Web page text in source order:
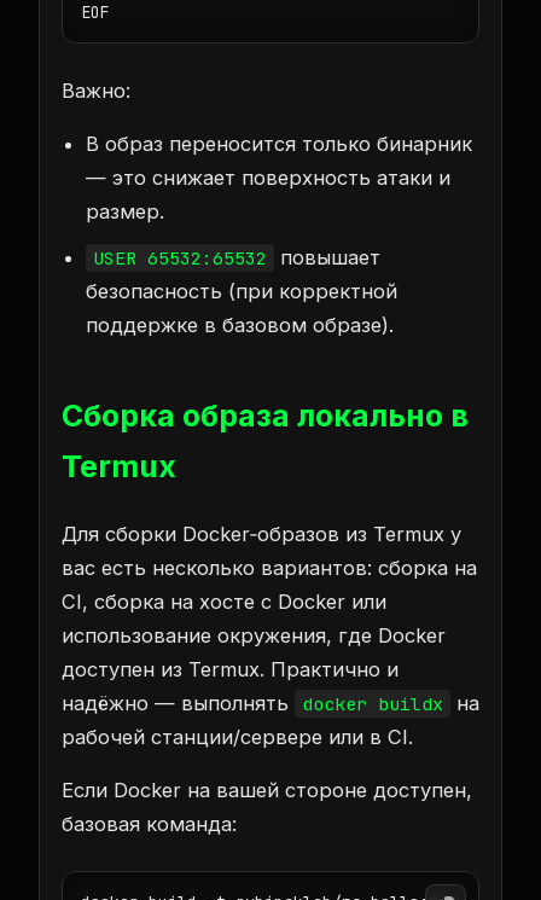
Важно:
В образ переносится только бинарник
— это снижает поверхность атаки и
размер.
USER 65532:65532
повышает
безопасность (при корректной
поддержке в базовом образе).
Сборка образа локально в
Termux
Для сборки Docker‑образов из Termux у
вас есть несколько вариантов: сборка на
CI, сборка на хосте с Docker или
использование окружения, где Docker
доступен из Termux. Практично и
надёжно — выполнять
docker buildx
на
рабочей станции/сервере или в CI.
Если Docker на вашей стороне доступен,
базовая команда: